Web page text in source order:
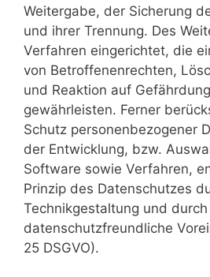
Weitergabe, der Sicherung
und ihrer Trennung. Des
Verfahren eingerichtet, die
von Betroffenenrechten,
und Reaktion auf
gewährleisten. Ferner
Schutz personenbezogener
der Entwicklung, bzw.
Software sowie Verfahren,
Prinzip des Datenschutzes
Technikgestaltung und durch
datenschutzfreundliche
25 DSGVO).